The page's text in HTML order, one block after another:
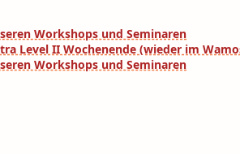
Workshops und Seminaren
Level II Wochenende (wieder im
Workshops und Seminaren